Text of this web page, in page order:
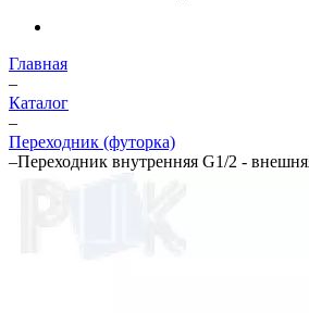
Главная
–
Каталог
–
Переходник (футорка)
–Переходник внутренняя G1/2 -